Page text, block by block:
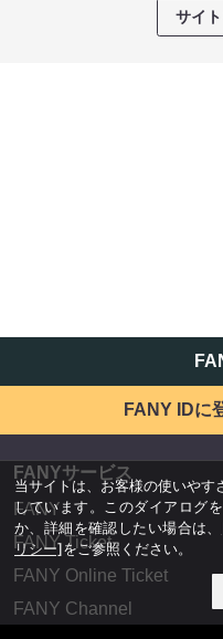
サイ
FANY IDに
FANYサービス
FANY
FANY Ticket
FANY Online Ticket
FANY Channel
当サイトは、お客様の使いや
しています。このダイアログ
か、詳細を確認したい場合は、
リシー]をご参照ください。